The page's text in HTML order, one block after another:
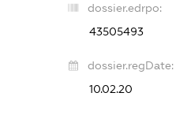
dossier.edrpo:
43505493
dossier.regDate:
10.02.20